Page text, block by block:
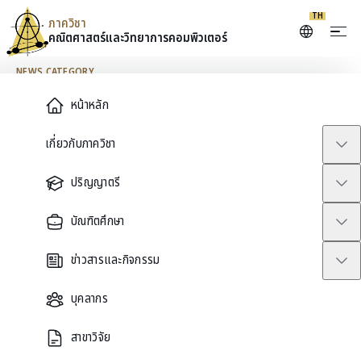
หน้าหลัก
เกี่ยวกับภาควิชา
ปริญญาตรี
บัณฑิตศึกษา
ข่าวสารและกิจกรรม
บุคลากร
สาขาวิจัย
ภาควิชา
คณิตศาสตร์และวิทยาการคอมพิวเตอร์
TH
Skip to content
NEWS CATEGORY
ข่าวประชาสัมพันธ์
ข่าวประชาสัมพันธ์Undergraduate ประกา
ขอเชิญนิสิตร่วมการแข่งขันคณิตศาสตร์ระดับ
Competition 2025